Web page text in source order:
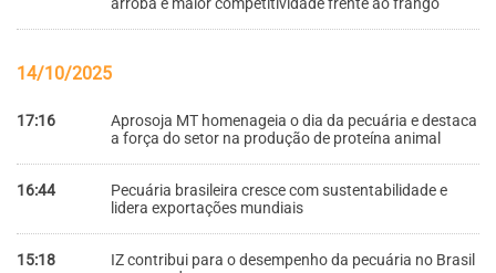
14/10/2025
17:16
Aprosoja MT homenageia o dia da pecuária e destaca
a força do setor na produção de proteína animal
16:44
Pecuária brasileira cresce com sustentabilidade e
lidera exportações mundiais
15:18
IZ contribui para o desempenho da pecuária no Brasil